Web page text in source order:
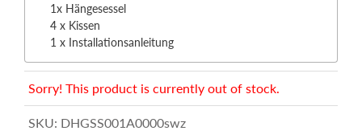
1x Hängesessel
4 x Kissen
1 x Installationsanleitung
Sorry! This product is currently out of stock.
SKU: DHGSS001A0000swz